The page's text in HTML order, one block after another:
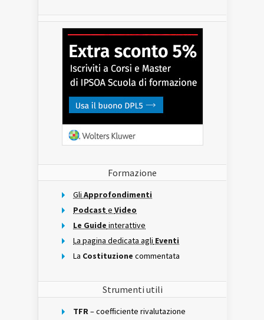
Formazione
Gli Approfondimenti
Podcast e Video
Le Guide interattive
La pagina dedicata agli Eventi
La Costituzione commentata
Strumenti utili
TFR – coefficiente rivalutazione